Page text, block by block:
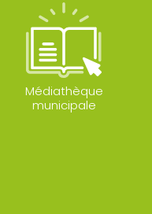
Médiathèque
municipale